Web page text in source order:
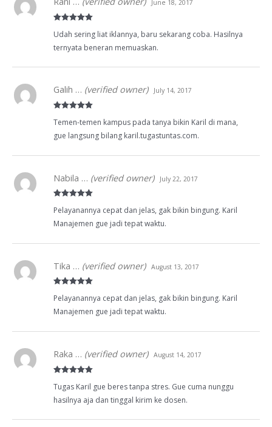
of 5
June 18, 2017
Udah sering liat iklannya, baru sekarang coba. Hasilnya
ternyata beneran memuaskan.
of 5
Galih … (verified owner) July 14, 2017
Temen-temen kampus pada tanya bikin Karil di mana,
gue langsung bilang karil.tugastuntas.com.
of 5
Nabila … (verified owner) July 22, 2017
Pelayanannya cepat dan jelas, gak bikin bingung. Karil
Manajemen gue jadi tepat waktu.
of 5
Tika … (verified owner) August 13, 2017
Pelayanannya cepat dan jelas, gak bikin bingung. Karil
Manajemen gue jadi tepat waktu.
of 5
Raka … (verified owner) August 14, 2017
Tugas Karil gue beres tanpa stres. Gue cuma nunggu
hasilnya aja dan tinggal kirim ke dosen.